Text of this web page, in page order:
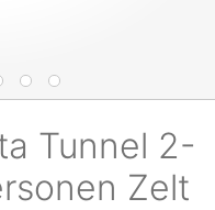
Tunnel 2-
Zelt